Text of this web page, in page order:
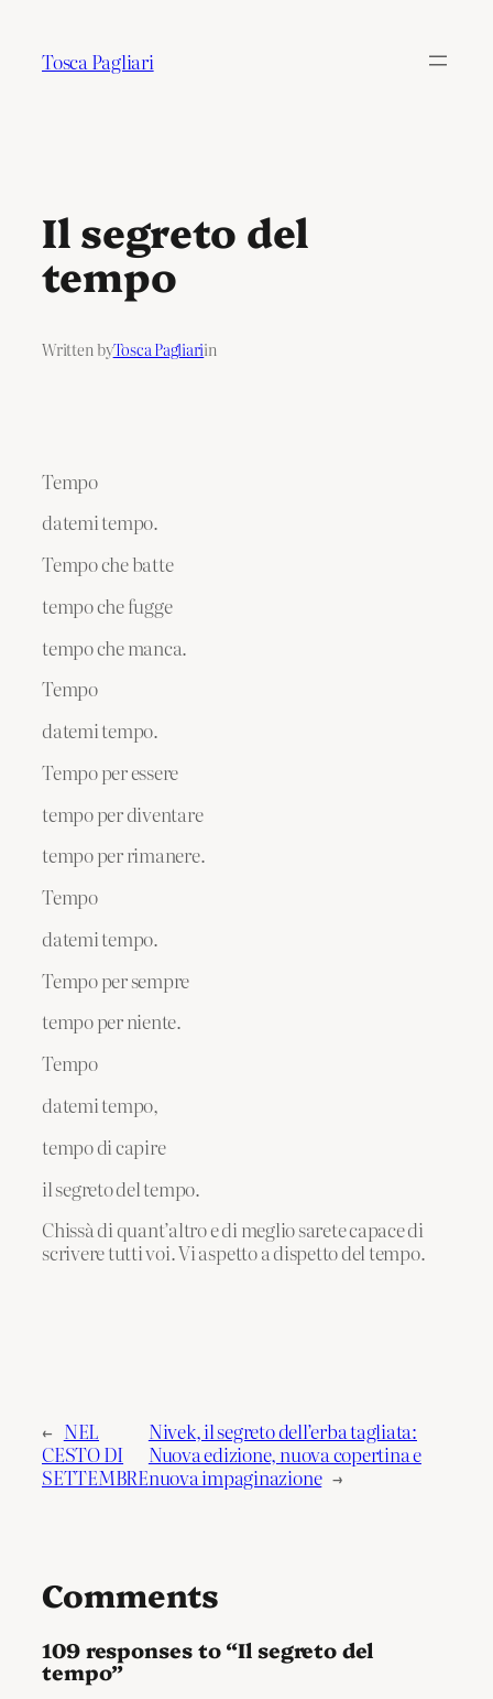
Tosca Pagliari
Il segreto del
tempo
Written byTosca Pagliariin
Tempo
datemi tempo.
Tempo che batte
tempo che fugge
tempo che manca.
Tempo
datemi tempo.
Tempo per essere
tempo per diventare
tempo per rimanere.
Tempo
datemi tempo.
Tempo per sempre
tempo per niente.
Tempo
datemi tempo,
tempo di capire
il segreto del tempo.
Chissà di quant’altro e di meglio sarete capace di
scrivere tutti voi. Vi aspetto a dispetto del tempo.
← NEL
CESTO DI
SETTEMBRE
Nivek, il segreto dell’erba tagliata:
Nuova edizione, nuova copertina e
nuova impaginazione →
Comments
109 responses to “Il segreto del
tempo”